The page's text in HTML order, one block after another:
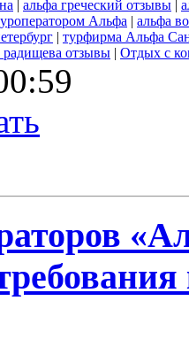
| альфа греческий отзывы |
Альфа | альфа
| турфирма Альфа
радищева отзывы | Отдых с